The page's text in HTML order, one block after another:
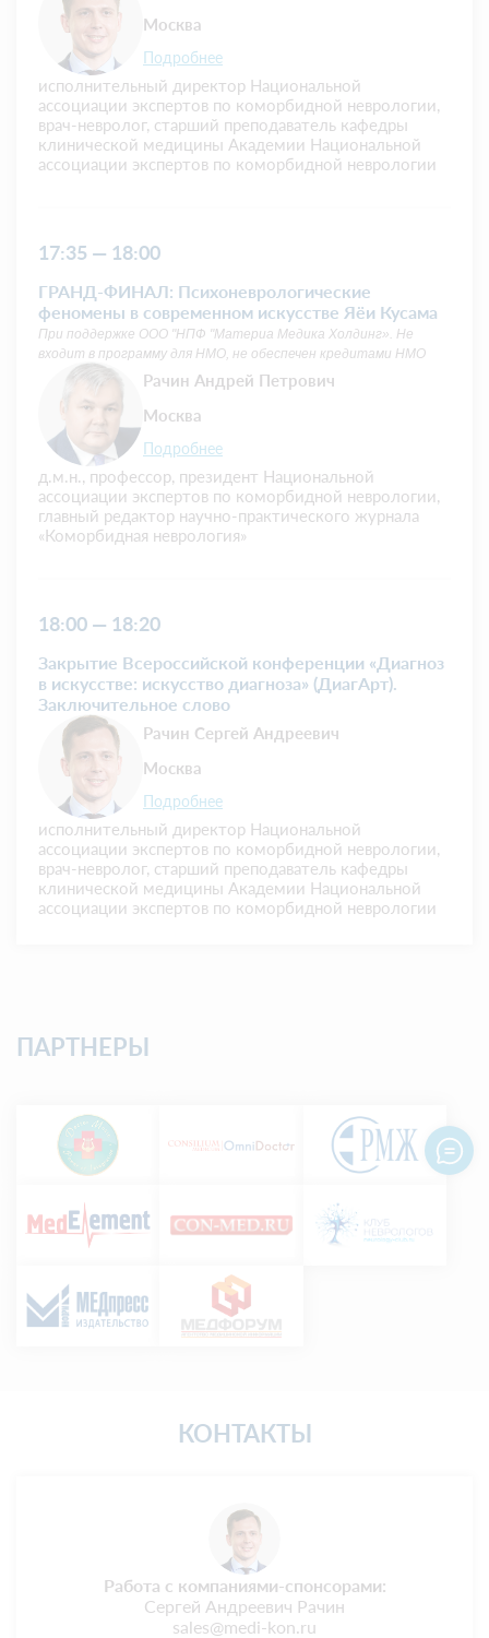
Москва
Подробнее
исполнительный директор Национальной
ассоциации экспертов по коморбидной неврологии,
врач-невролог, старший преподаватель кафедры
клинической медицины Академии Национальной
ассоциации экспертов по коморбидной неврологии
17:35 — 18:00
ГРАНД-ФИНАЛ: Психоневрологические
феномены в современном искусстве Яёи Кусама
При поддержке ООО "НПФ "Материа Медика Холдинг». Не
входит в программу для НМО, не обеспечен кредитами НМО
Рачин Андрей Петрович
Москва
Подробнее
д.м.н., профессор, президент Национальной
ассоциации экспертов по коморбидной неврологии,
главный редактор научно-практического журнала
«Коморбидная неврология»
18:00 — 18:20
Закрытие Всероссийской конференции «Диагноз
в искусстве: искусство диагноза» (ДиагАрт).
Заключительное слово
Рачин Сергей Андреевич
Москва
Подробнее
исполнительный директор Национальной
ассоциации экспертов по коморбидной неврологии,
врач-невролог, старший преподаватель кафедры
клинической медицины Академии Национальной
ассоциации экспертов по коморбидной неврологии
ПАРТНЕРЫ
КОНТАКТЫ
Работа с компаниями-спонсорами:
Сергей Андреевич Рачин
sales@medi-kon.ru